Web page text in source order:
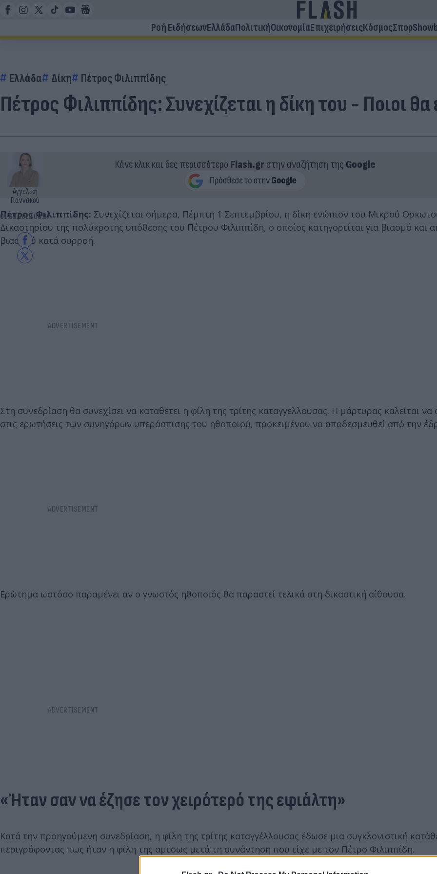
Ροή ΕιδήσεωνΕλλάδαΠολιτικήΟικονομίαΕπιχειρήσειςΚόσμοςΣπορ
Ελλάδα Δίκη Πέτρος Φιλιππίδης
Πέτρος Φιλιππίδης: Συνεχίζεται η δίκη του - Ποιοι θα
Αγγελική
Γιαννακού
01.09.2022 08:27
Κάνε κλικ και δες περισσότερο Flash.grστην αναζήτηση της Google
Πέτρος Φιλιππίδης: Συνεχίζεται σήμερα, Πέμπτη 1 Σεπτεμβρίου, η δίκη ενώπιον του Μικρού
Δικαστηρίου της πολύκροτης υπόθεσης του Πέτρου Φιλιππίδη, ο οποίος κατηγορείται για βιασμό και
βιασμού κατά συρροή.
Στη συνεδρίαση θα συνεχίσει να καταθέτει η φίλη της τρίτης καταγγέλλουσας. Η μάρτυρας καλείται να
στις ερωτήσεις των συνηγόρων υπεράσπισης του ηθοποιού, προκειμένου να αποδεσμευθεί από την
Eρώτημα ωστόσο παραμένει αν ο γνωστός ηθοποιός θα παραστεί τελικά στη δικαστική αίθουσα.
«Ήταν σαν να έζησε τον χειρότερό της εφιάλτη»
Κατά την προηγούμενη συνεδρίαση, η φίλη της τρίτης καταγγέλλουσας έδωσε μια συγκλονιστική
περιγράφοντας πως ήταν η φίλη της αμέσως μετά τη συνάντηση που είχε με τον Πέτρο Φιλιππίδη.